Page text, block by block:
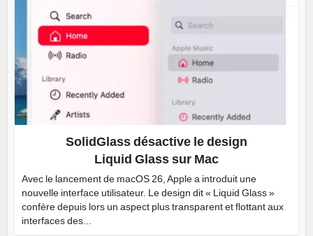
SolidGlass désactive le design
Liquid Glass sur Mac
Avec le lancement de macOS 26, Apple a introduit une
nouvelle interface utilisateur. Le design dit « Liquid Glass »
confère depuis lors un aspect plus transparent et flottant aux
interfaces des...